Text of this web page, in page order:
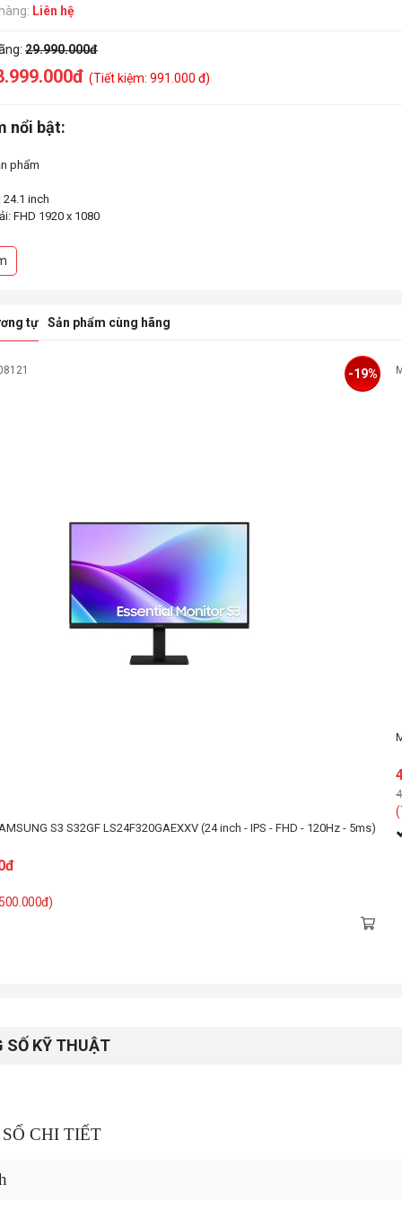
Liên hệ
29.990.000đ
(Tiết kiệm: 991.000 đ)
nổi bật:
phẩm
inch
FHD 1920 x 1080
600Hz
độc quyền: DyAc™ 2 mới
VESA: 100x100mm
tự Sản phẩm cùng hãng
MÃ SP: 0
(Tiết kiệm:
Liên hệ
SỐ KỸ THUẬT
CHI TIẾT